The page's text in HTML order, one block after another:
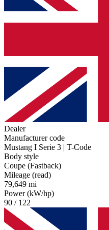
Dealer
Manufacturer code
Mustang I Serie 3 | T-Code
Body style
Coupe (Fastback)
Mileage (read)
79,649 mi
Power (kW/hp)
90 / 122